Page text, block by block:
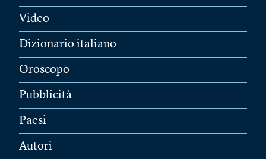
Video
Dizionario italiano
Oroscopo
Pubblicità
Paesi
Autori